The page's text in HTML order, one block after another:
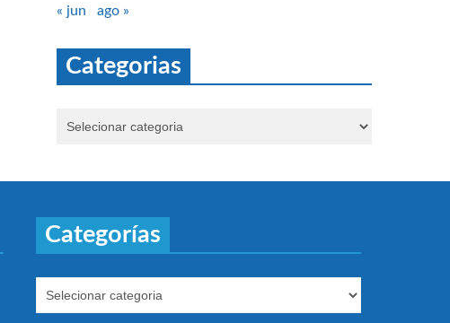
« jun ago »
Categorias
Categorías